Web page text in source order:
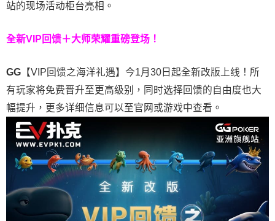
站的现场活动柜台亮相。
全新VIP回馈＋大师荣耀重磅登场！
GG 【VIP回馈之海洋礼遇】今1月30日起全新改版上线！所
有玩家将免费晋升至更高级别，同时选择回馈的自由度也大
幅提升，更多详细信息可以至官网或游戏中查看。